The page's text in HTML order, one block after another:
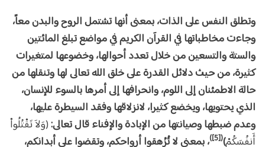
وتطلق النفس على الذات، بمعنى أنها تشتمل الروح والبدن معاً،
وجاءت مخاطباتها في القرآن الكريم في مواضع تبلغ المائتين
والستة والتسعين من خلال تعدد أحوالها، وخضوعها لمتغيرات
كثيرة، من حيث دلائل القدرة على خلق الله تعالى لها وتنقلها من
حالة الاطمئنان إلى اللوم، وانحرافها إلى أمرها بالسوء للإنسان،
الذي يحتويها، ويخضع كثيرا، لانزلاقها وفقد السيطرة عليها،
وعدم ضبطها وصيانتها من الإبادة والإفناء قال تعالى:(وَلاَ تَقْتُلُواْ
أَنفُسَكُمْ)
([5])
، بمعنى لا تُزْهقوا أرواحكم، وتقضوا على أبدانكم،